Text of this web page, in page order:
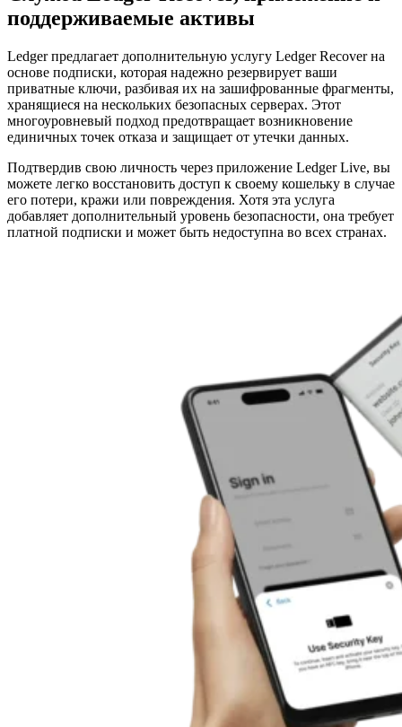
поддерживаемые активы
Ledger предлагает дополнительную услугу Ledger Recover на
основе подписки, которая надежно резервирует ваши
приватные ключи, разбивая их на зашифрованные фрагменты,
хранящиеся на нескольких безопасных серверах. Этот
многоуровневый подход предотвращает возникновение
единичных точек отказа и защищает от утечки данных.
Подтвердив свою личность через приложение Ledger Live, вы
можете легко восстановить доступ к своему кошельку в случае
его потери, кражи или повреждения. Хотя эта услуга
добавляет дополнительный уровень безопасности, она требует
платной подписки и может быть недоступна во всех странах.